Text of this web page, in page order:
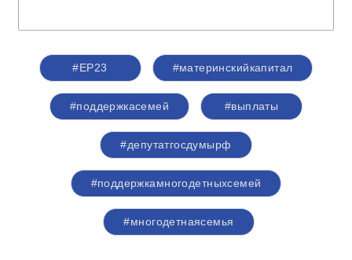
#ЕР23 #материнскийкапитал
#поддержкасемей #выплаты
#депутатгосдумырф
#поддержкамногодетныхсемей
#многодетнаясемья